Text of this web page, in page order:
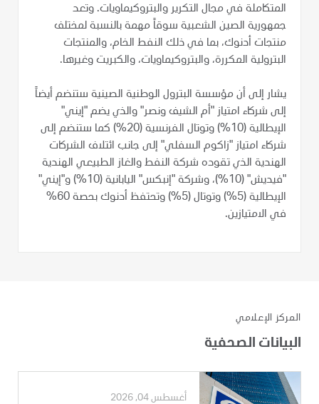
المتكاملة في مجال التكرير والبتروكيماويات. وتعد
جمهورية الصين الشعبية سوقاً مهمة بالنسبة لمختلف
منتجات أدنوك، بما في ذلك النفط الخام، والمنتجات
البترولية المكررة، والبتروكيماويات، والكبريت وغيرها.
يشار إلى أن مؤسسة البترول الوطنية الصينية ستنضم أيضاً
إلى شركاء امتياز "أم الشيف ونصر" والذي يضم "إيني"
الإيطالية (10%) وتوتال الفرنسية (20%) كما ستنضم إلى
شركاء امتياز "زاكوم السفلي" إلى جانب ائتلاف الشركات
الهندية الذي تقوده شركة النفط والغاز الطبيعي الهندية
"فيديش" (10%)، وشركة "إنبكس" اليابانية (10%) و"إيني"
الإيطالية (5%) وتوتال (5%) وتحتفظ أدنوك بحصة 60%
في الامتيازين.
المركز الإعلامي
البيانات الصحفية
أغسطس 04, 2026